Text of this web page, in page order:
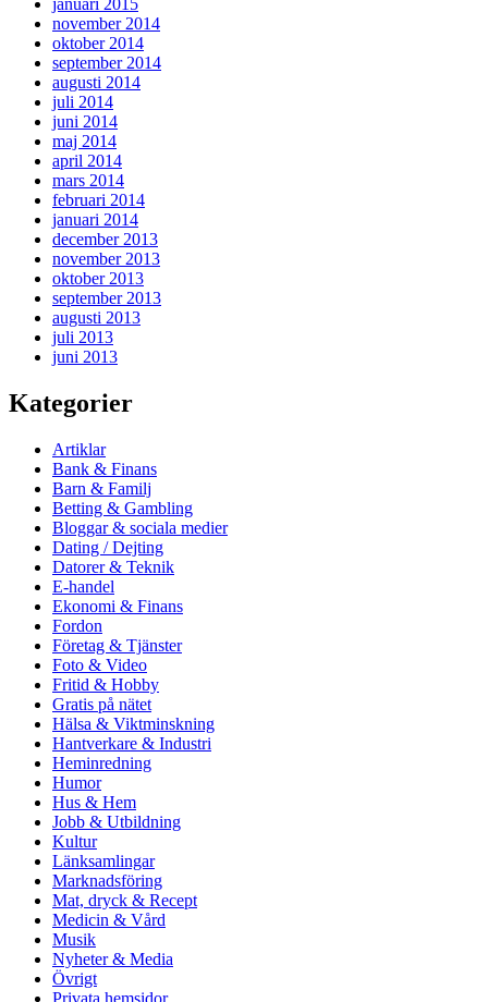
januari 2015
november 2014
oktober 2014
september 2014
augusti 2014
juli 2014
juni 2014
maj 2014
april 2014
mars 2014
februari 2014
januari 2014
december 2013
november 2013
oktober 2013
september 2013
augusti 2013
juli 2013
juni 2013
Kategorier
Artiklar
Bank & Finans
Barn & Familj
Betting & Gambling
Bloggar & sociala medier
Dating / Dejting
Datorer & Teknik
E-handel
Ekonomi & Finans
Fordon
Företag & Tjänster
Foto & Video
Fritid & Hobby
Gratis på nätet
Hälsa & Viktminskning
Hantverkare & Industri
Heminredning
Humor
Hus & Hem
Jobb & Utbildning
Kultur
Länksamlingar
Marknadsföring
Mat, dryck & Recept
Medicin & Vård
Musik
Nyheter & Media
Övrigt
Privata hemsidor